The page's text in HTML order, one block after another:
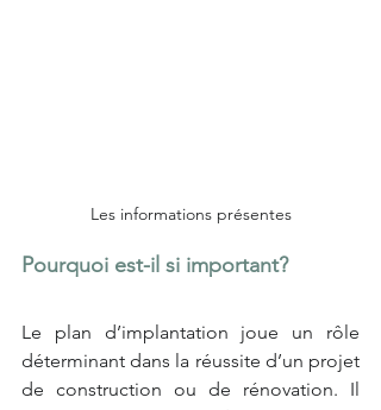
Les informations présentes
Pourquoi est-il si important?
Le plan d’implantation joue un rôle
déterminant dans la réussite d’un projet
de construction ou de rénovation. Il